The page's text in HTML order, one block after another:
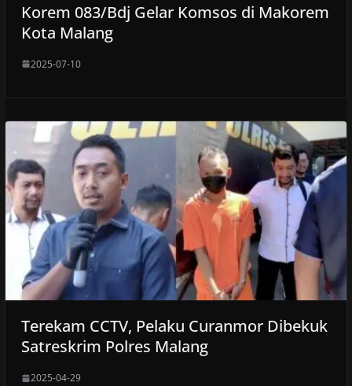
Korem 083/Bdj Gelar Komsos di Makorem
Kota Malang
2025-07-10
Terekam CCTV, Pelaku Curanmor Dibekuk
Satreskrim Polres Malang
2025-04-29